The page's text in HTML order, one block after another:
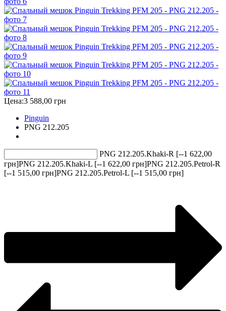
Цена:3 588,00 грн
Pinguin
PNG 212.205
PNG 212.205.Khaki-R [--1 622,00
грн]PNG 212.205.Khaki-L [--1 622,00 грн]PNG 212.205.Petrol-R
[--1 515,00 грн]PNG 212.205.Petrol-L [--1 515,00 грн]